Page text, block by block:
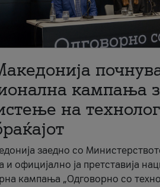
кампања
на
заедно со
и официјално ја претставија
кампања „Одговорно со